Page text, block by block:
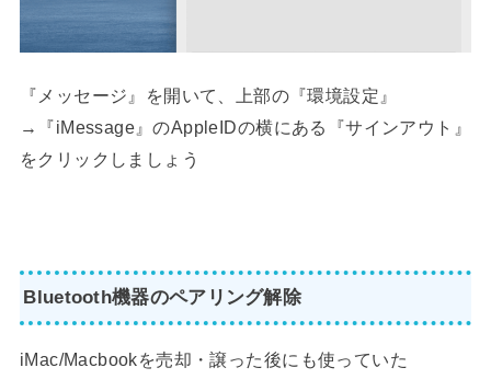
『メッセージ』を開いて、上部の『環境設定』
→『iMessage』のAppleIDの横にある『サインアウト』
をクリックしましょう
Bluetooth機器のペアリング解除
iMac/Macbookを売却・譲った後にも使っていた